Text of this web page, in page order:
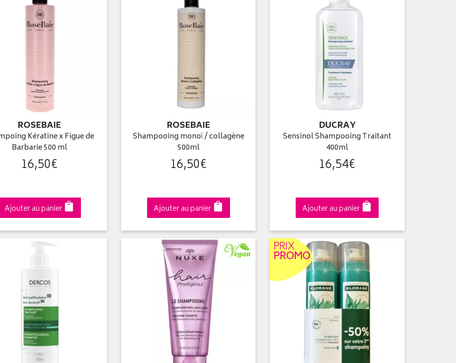
ROSEBAIE
Kératine x Figue de
Barbarie 500 ml
16,50€
Ajouter au panier
ROSEBAIE
Shampooing monoï / collagène
500ml
16,50€
Ajouter au panier
DUCRAY
Sensinol Shampooing Traitant
400ml
16,54€
Ajouter au panier
PRIX
PROMO